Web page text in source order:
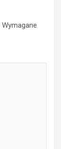
Wymagane